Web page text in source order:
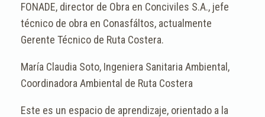
FONADE, director de Obra en Conciviles S.A., jefe
técnico de obra en Conasfáltos, actualmente
Gerente Técnico de Ruta Costera.
María Claudia Soto, Ingeniera Sanitaria Ambiental,
Coordinadora Ambiental de Ruta Costera
Este es un espacio de aprendizaje, orientado a la